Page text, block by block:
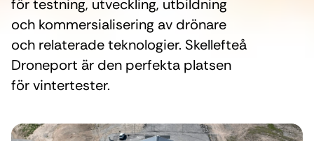
för testning, utveckling, utbildning
och kommersialisering av drönare
och relaterade teknologier. Skellefteå
Droneport är den perfekta platsen
för vintertester.